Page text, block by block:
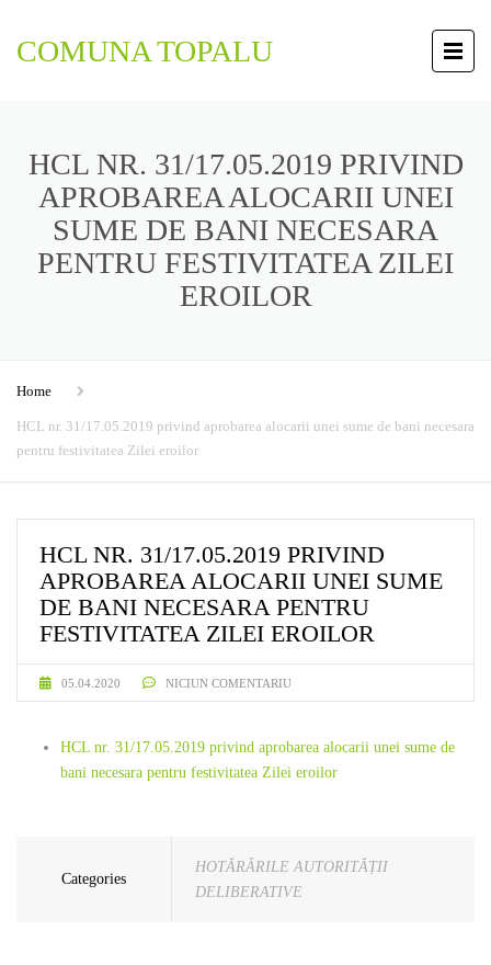
COMUNA TOPALU
HCL NR. 31/17.05.2019 PRIVIND
APROBAREA ALOCARII UNEI
SUME DE BANI NECESARA
PENTRU FESTIVITATEA ZILEI
EROILOR
Home
HCL nr. 31/17.05.2019 privind aprobarea alocarii unei sume de bani necesara
pentru festivitatea Zilei eroilor
HCL NR. 31/17.05.2019 PRIVIND
APROBAREA ALOCARII UNEI SUME
DE BANI NECESARA PENTRU
FESTIVITATEA ZILEI EROILOR
05.04.2020 NICIUN COMENTARIU
HCL nr. 31/17.05.2019 privind aprobarea alocarii unei sume de
bani necesara pentru festivitatea Zilei eroilor
Categories
HOTĂRÂRILE AUTORITĂȚII
DELIBERATIVE